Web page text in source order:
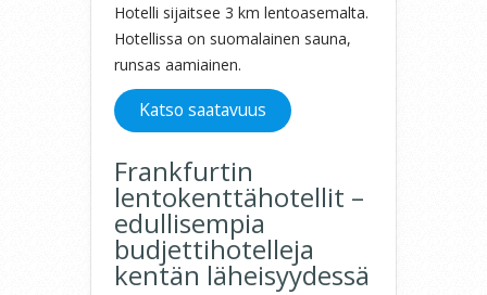
Hotelli sijaitsee 3 km lentoasemalta.
Hotellissa on suomalainen sauna,
runsas aamiainen.
Katso saatavuus
Frankfurtin
lentokenttähotellit –
edullisempia
budjettihotelleja
kentän läheisyydessä